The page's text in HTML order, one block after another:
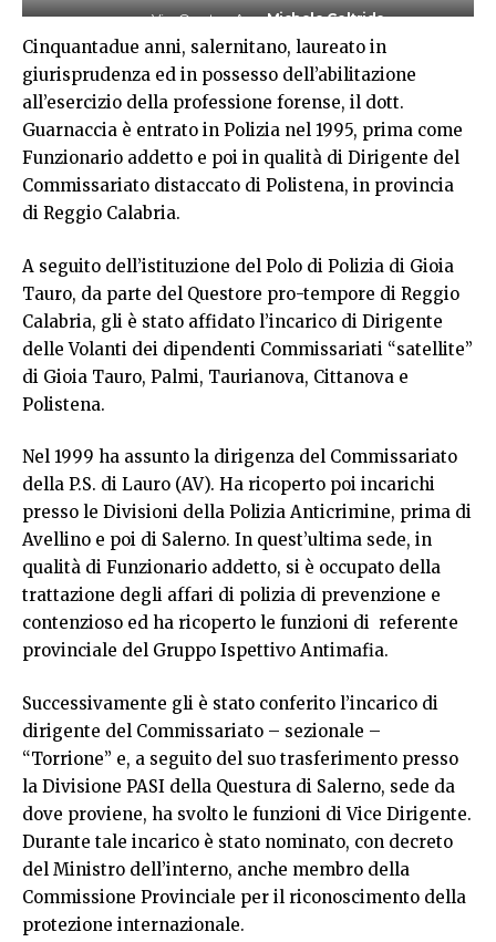
Vice Questore Agg.Michele Geltride
Cinquantadue anni, salernitano, laureato in
giurisprudenza ed in possesso dell’abilitazione
all’esercizio della professione forense, il dott.
Guarnaccia è entrato in Polizia nel 1995, prima come
Funzionario addetto e poi in qualità di Dirigente del
Commissariato distaccato di Polistena, in provincia
di Reggio Calabria.
A seguito dell’istituzione del Polo di Polizia di Gioia
Tauro, da parte del Questore pro-tempore di Reggio
Calabria, gli è stato affidato l’incarico di Dirigente
delle Volanti dei dipendenti Commissariati “satellite”
di Gioia Tauro, Palmi, Taurianova, Cittanova e
Polistena.
Nel 1999 ha assunto la dirigenza del Commissariato
della P.S. di Lauro (AV). Ha ricoperto poi incarichi
presso le Divisioni della Polizia Anticrimine, prima di
Avellino e poi di Salerno. In quest’ultima sede, in
qualità di Funzionario addetto, si è occupato della
trattazione degli affari di polizia di prevenzione e
contenzioso ed ha ricoperto le funzioni di referente
provinciale del Gruppo Ispettivo Antimafia.
Successivamente gli è stato conferito l’incarico di
dirigente del Commissariato – sezionale –
“Torrione” e, a seguito del suo trasferimento presso
la Divisione PASI della Questura di Salerno, sede da
dove proviene, ha svolto le funzioni di Vice Dirigente.
Durante tale incarico è stato nominato, con decreto
del Ministro dell’interno, anche membro della
Commissione Provinciale per il riconoscimento della
protezione internazionale.